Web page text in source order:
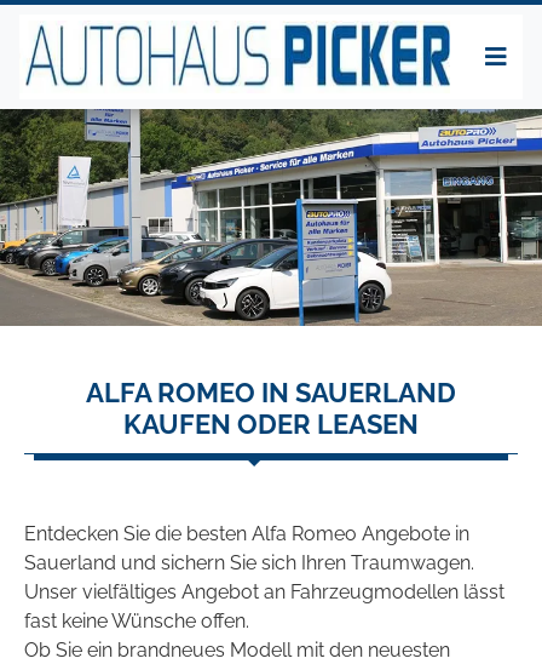
ALFA ROMEO IN SAUERLAND
KAUFEN ODER LEASEN
Entdecken Sie die besten Alfa Romeo Angebote in
Sauerland und sichern Sie sich Ihren Traumwagen.
Unser vielfältiges Angebot an Fahrzeugmodellen lässt
fast keine Wünsche offen.
Ob Sie ein brandneues Modell mit den neuesten